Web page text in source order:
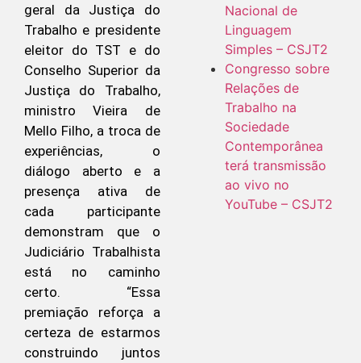
geral da Justiça do
Trabalho e presidente
eleitor do TST e do
Conselho Superior da
Justiça do Trabalho,
ministro Vieira de
Mello Filho, a troca de
experiências, o
diálogo aberto e a
presença ativa de
cada participante
demonstram que o
Judiciário Trabalhista
está no caminho
certo. “Essa
premiação reforça a
certeza de estarmos
construindo juntos
Nacional de
Linguagem
Simples – CSJT2
Congresso sobre
Relações de
Trabalho na
Sociedade
Contemporânea
terá transmissão
ao vivo no
YouTube – CSJT2